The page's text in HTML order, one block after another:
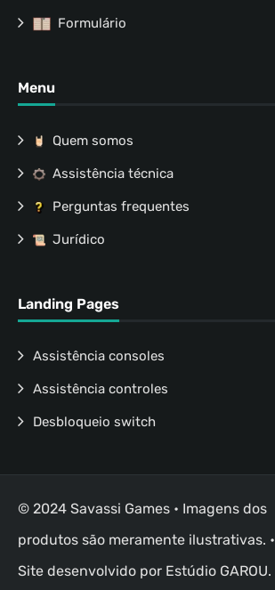
Formulário
Menu
Quem somos
Assistência técnica
Perguntas frequentes
Jurídico
Landing Pages
Assistência consoles
Assistência controles
Desbloqueio switch
© 2024 Savassi Games • Imagens dos
produtos são meramente ilustrativas. •
Site desenvolvido por Estúdio GAROU.